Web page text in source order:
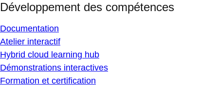
Développement des compétences
Documentation
Atelier interactif
Hybrid cloud learning hub
Démonstrations interactives
Formation et certification